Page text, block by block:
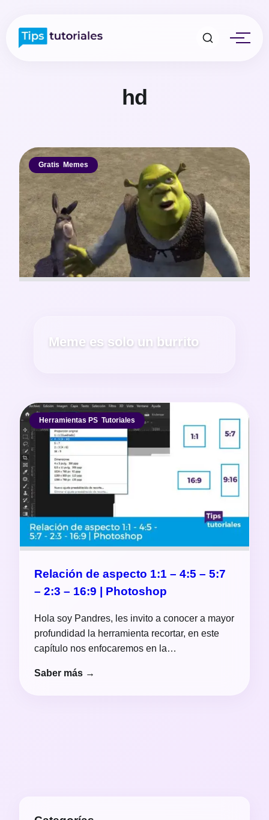
hd
Gratis, Memes
Meme es solo un burrito
Herramientas PS, Tutoriales
Relación de aspecto 1:1 – 4:5 – 5:7
– 2:3 – 16:9 | Photoshop
Hola soy Pandres, les invito a conocer a mayor
profundidad la herramienta recortar, en este
capítulo nos enfocaremos en la…
Saber más →